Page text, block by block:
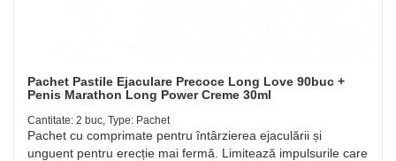
Pachet Pastile Ejaculare Precoce Long Love 90buc +
Penis Marathon Long Power Creme 30ml
Cantitate: 2 buc, Type: Pachet
Pachet cu comprimate pentru întârzierea ejaculării și
unguent pentru erecție mai fermă. Limitează impulsurile care